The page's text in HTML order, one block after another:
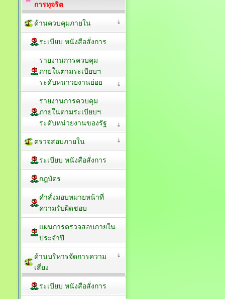
การทุจริต
ด้านควบคุมภายใน
ระเบียบ หนังสือสั่งการ
รายงานการควบคุม
ภายในตามระเบียบฯ
ระดับหนาวยงานย่อย
รายงานการควบคุม
ภายในตามระเบียบฯ
ระดับหน่วยงานของรัฐ
ตรวจสอบภายใน
ระเบียบ หนังสือสั่งการ
กฎบัตร
คำสั่งมอบหมายหน้าที่
ความรับผิดชอบ
แผนการตรวจสอบภายใน
ประจำปี
ด้านบริหารจัดการความ
เสี่ยง
ระเบียบ หนังสือสั่งการ